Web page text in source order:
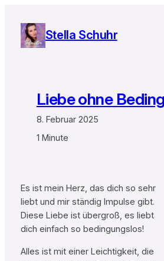
Inhalt
springen
Stella Schuhr
Liebe ohne
8. Februar 2025
1 Minute
Es ist mein Herz, das dich so sehr
liebt und mir ständig Impulse gibt.
Diese Liebe ist übergroß, es liebt
dich einfach so bedingungslos!
Alles ist mit einer Leichtigkeit, die